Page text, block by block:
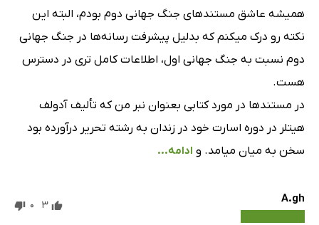
همیشه عاشق مستندهای جنگ جهانی دوم بودم، البته این
نکته رو درک میکنم که بدلیل پیشرفت رسانه‌ها در جنگ جهانی
دوم نسبت به جنگ جهانی اول، اطلاعات کامل تری در دسترس
هست.
در مستندها در مورد کتابی بعنوان نبر من که تألیف آدولف
هیتلر در دوره اسارت خود در زندان به رشته تحریر درآورده بود
سخن به میان میامد. و ادامه...
A.gh
3
0